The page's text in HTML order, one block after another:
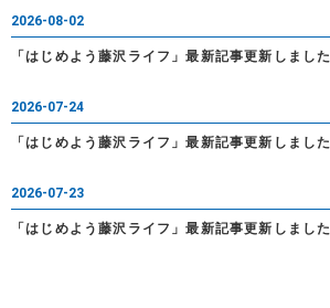
2026-08-02
「はじめよう藤沢ライフ」最新記事更新しました
2026-07-24
「はじめよう藤沢ライフ」最新記事更新しました
2026-07-23
「はじめよう藤沢ライフ」最新記事更新しました